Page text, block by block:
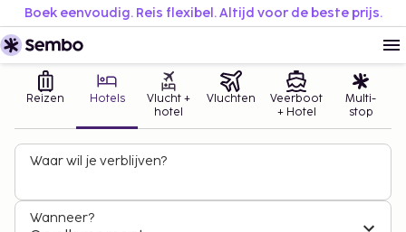
Boek eenvoudig. Reis flexibel. Altijd voor de beste prijs.
Reizen Hotels
Vlucht +
hotel
Vluchten
Veerboot
+ Hotel
Multi-
stop
Waar wil je verblijven?
Wanneer?